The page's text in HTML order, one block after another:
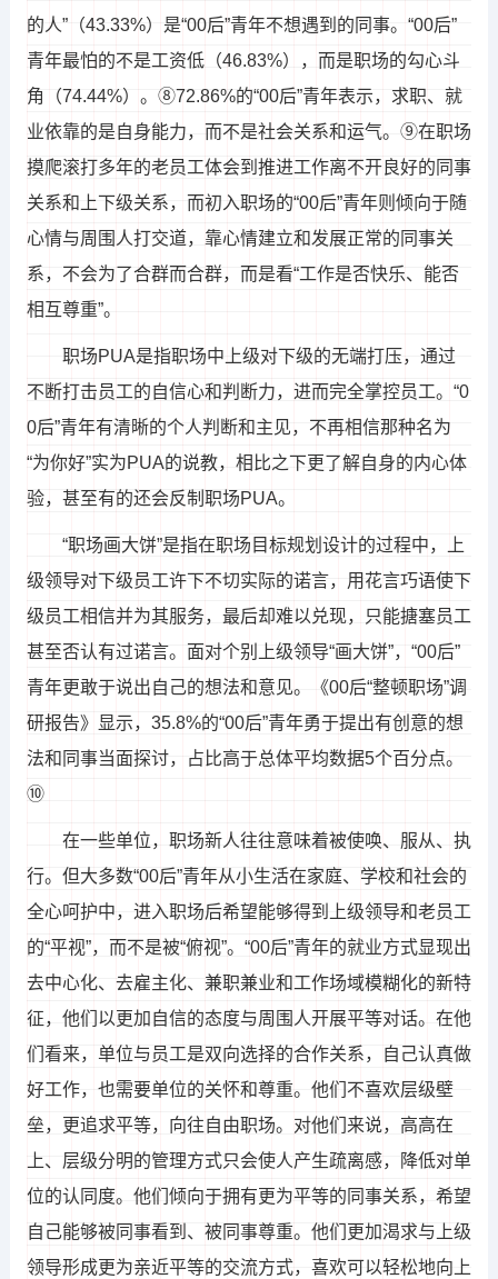
的人”（43.33%）是“00后”青年不想遇到的同事。“00后”
青年最怕的不是工资低（46.83%），而是职场的勾心斗
角（74.44%）。⑧72.86%的“00后”青年表示，求职、就
业依靠的是自身能力，而不是社会关系和运气。⑨在职场
摸爬滚打多年的老员工体会到推进工作离不开良好的同事
关系和上下级关系，而初入职场的“00后”青年则倾向于随
心情与周围人打交道，靠心情建立和发展正常的同事关
系，不会为了合群而合群，而是看“工作是否快乐、能否
相互尊重”。
职场PUA是指职场中上级对下级的无端打压，通过
不断打击员工的自信心和判断力，进而完全掌控员工。“0
0后”青年有清晰的个人判断和主见，不再相信那种名为
“为你好”实为PUA的说教，相比之下更了解自身的内心体
验，甚至有的还会反制职场PUA。
“职场画大饼”是指在职场目标规划设计的过程中，上
级领导对下级员工许下不切实际的诺言，用花言巧语使下
级员工相信并为其服务，最后却难以兑现，只能搪塞员工
甚至否认有过诺言。面对个别上级领导“画大饼”，“00后”
青年更敢于说出自己的想法和意见。《00后“整顿职场”调
研报告》显示，35.8%的“00后”青年勇于提出有创意的想
法和同事当面探讨，占比高于总体平均数据5个百分点。
⑩
在一些单位，职场新人往往意味着被使唤、服从、执
行。但大多数“00后”青年从小生活在家庭、学校和社会的
全心呵护中，进入职场后希望能够得到上级领导和老员工
的“平视”，而不是被“俯视”。“00后”青年的就业方式显现出
去中心化、去雇主化、兼职兼业和工作场域模糊化的新特
征，他们以更加自信的态度与周围人开展平等对话。在他
们看来，单位与员工是双向选择的合作关系，自己认真做
好工作，也需要单位的关怀和尊重。他们不喜欢层级壁
垒，更追求平等，向往自由职场。对他们来说，高高在
上、层级分明的管理方式只会使人产生疏离感，降低对单
位的认同度。他们倾向于拥有更为平等的同事关系，希望
自己能够被同事看到、被同事尊重。他们更加渴求与上级
领导形成更为亲近平等的交流方式，喜欢可以轻松地向上